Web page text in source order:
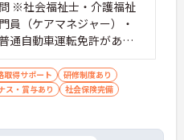
※社会福祉士・介護福祉
員（ケアマネジャー）・
通自動車運転免許があれ
ドタッチ、Excel・Word
（PC技術は入職後指導致
取得サポート
研修制度あり
ス・賞与あり
社会保険完備